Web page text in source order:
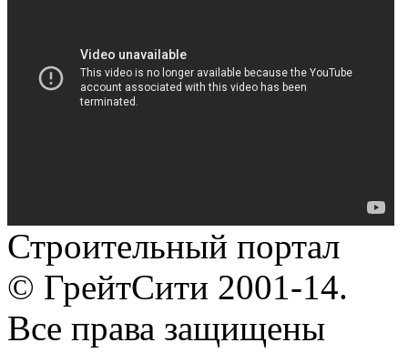
Строительный портал
© ГрейтСити 2001-14.
Все права защищены